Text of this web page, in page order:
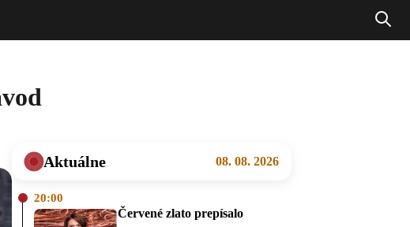
Aktuálne 08. 08. 2026
20:00
Červené zlato prepísalo